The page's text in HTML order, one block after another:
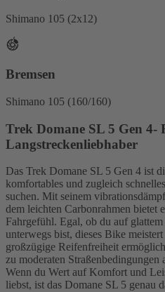
Shimano 105 (2x12)
Bremsen
Shimano 105 (160/160)
Trek Domane SL 5 Gen 4-
Langstreckenliebhaber
Das Trek Domane SL 5 Gen 4 ist
komfortables und zugleich
suchen. Mit seinem
dem leichten Carbonrahmen bietet
Fahrgefühl. Egal, ob du auf
unterwegs bist, dieses Bike
großzügige Reifenfreiheit
zu moderaten Straßenbedingungen
Wenn du Wert auf Komfort und
liebst, ist das Domane SL 5 genau